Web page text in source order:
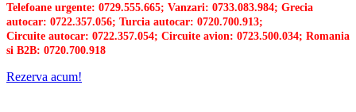
Telefoane urgente: 0729.555.665; Vanzari: 0733.083.984; Grecia
autocar: 0722.357.056; Turcia autocar: 0720.700.913;
Circuite autocar: 0722.357.054; Circuite avion: 0723.500.034; Romania
si B2B: 0720.700.918
Rezerva acum!